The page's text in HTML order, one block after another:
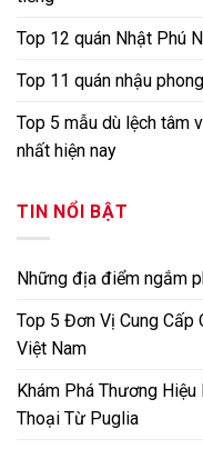
Top 12 quán Nhật Phú
Top 11 quán nhậu
Top 5 mẫu dù lệch tâm
nhất hiện nay
TIN NỔI BẬT
Những địa điểm ngắm
Top 5 Đơn Vị Cung Cấp
Việt Nam
Khám Phá Thương
Thoại Từ Puglia